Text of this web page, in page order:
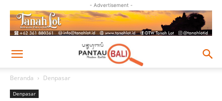
- Advertisement -
Beranda Denpasar
Denpasar